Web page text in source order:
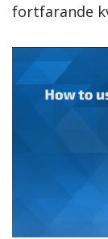
fortfarande